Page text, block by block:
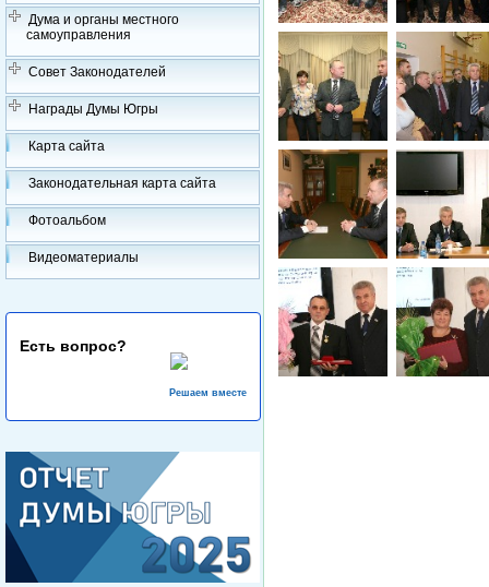
Дума и органы местного
самоуправления
Совет Законодателей
Награды Думы Югры
Карта сайта
Законодательная карта сайта
Фотоальбом
Видеоматериалы
Есть вопрос?
Решаем вместе